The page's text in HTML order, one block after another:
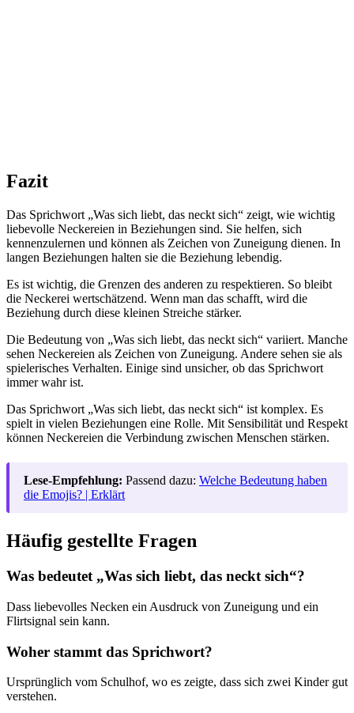
Fazit
Das Sprichwort „Was sich liebt, das neckt sich“ zeigt, wie wichtig
liebevolle Neckereien in Beziehungen sind. Sie helfen, sich
kennenzulernen und können als Zeichen von Zuneigung dienen. In
langen Beziehungen halten sie die Beziehung lebendig.
Es ist wichtig, die Grenzen des anderen zu respektieren. So bleibt
die Neckerei wertschätzend. Wenn man das schafft, wird die
Beziehung durch diese kleinen Streiche stärker.
Die Bedeutung von „Was sich liebt, das neckt sich“ variiert. Manche
sehen Neckereien als Zeichen von Zuneigung. Andere sehen sie als
spielerisches Verhalten. Einige sind unsicher, ob das Sprichwort
immer wahr ist.
Das Sprichwort „Was sich liebt, das neckt sich“ ist komplex. Es
spielt in vielen Beziehungen eine Rolle. Mit Sensibilität und Respekt
können Neckereien die Verbindung zwischen Menschen stärken.
Lese-Empfehlung: Passend dazu: Welche Bedeutung haben
die Emojis? | Erklärt
Häufig gestellte Fragen
Was bedeutet „Was sich liebt, das neckt sich“?
Dass liebevolles Necken ein Ausdruck von Zuneigung und ein
Flirtsignal sein kann.
Woher stammt das Sprichwort?
Ursprünglich vom Schulhof, wo es zeigte, dass sich zwei Kinder gut
verstehen.